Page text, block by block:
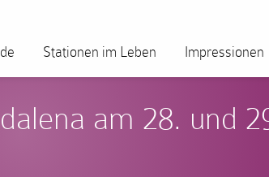
Stationen im Leben Impressionen
am 28. und